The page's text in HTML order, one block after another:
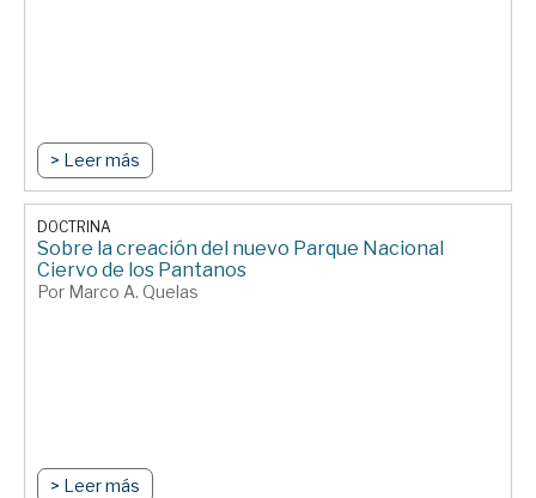
> Leer más
DOCTRINA
Sobre la creación del nuevo Parque Nacional
Ciervo de los Pantanos
Por Marco A. Quelas
> Leer más